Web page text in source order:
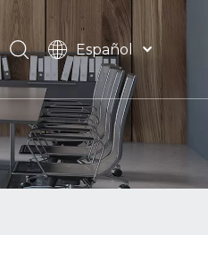
Español
English
العربية
Français
Pусский
Português